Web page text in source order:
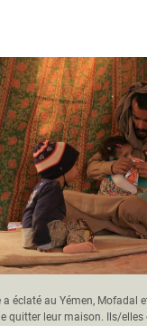
a éclaté au Yémen, Mofadal
quitter leur maison. Ils/